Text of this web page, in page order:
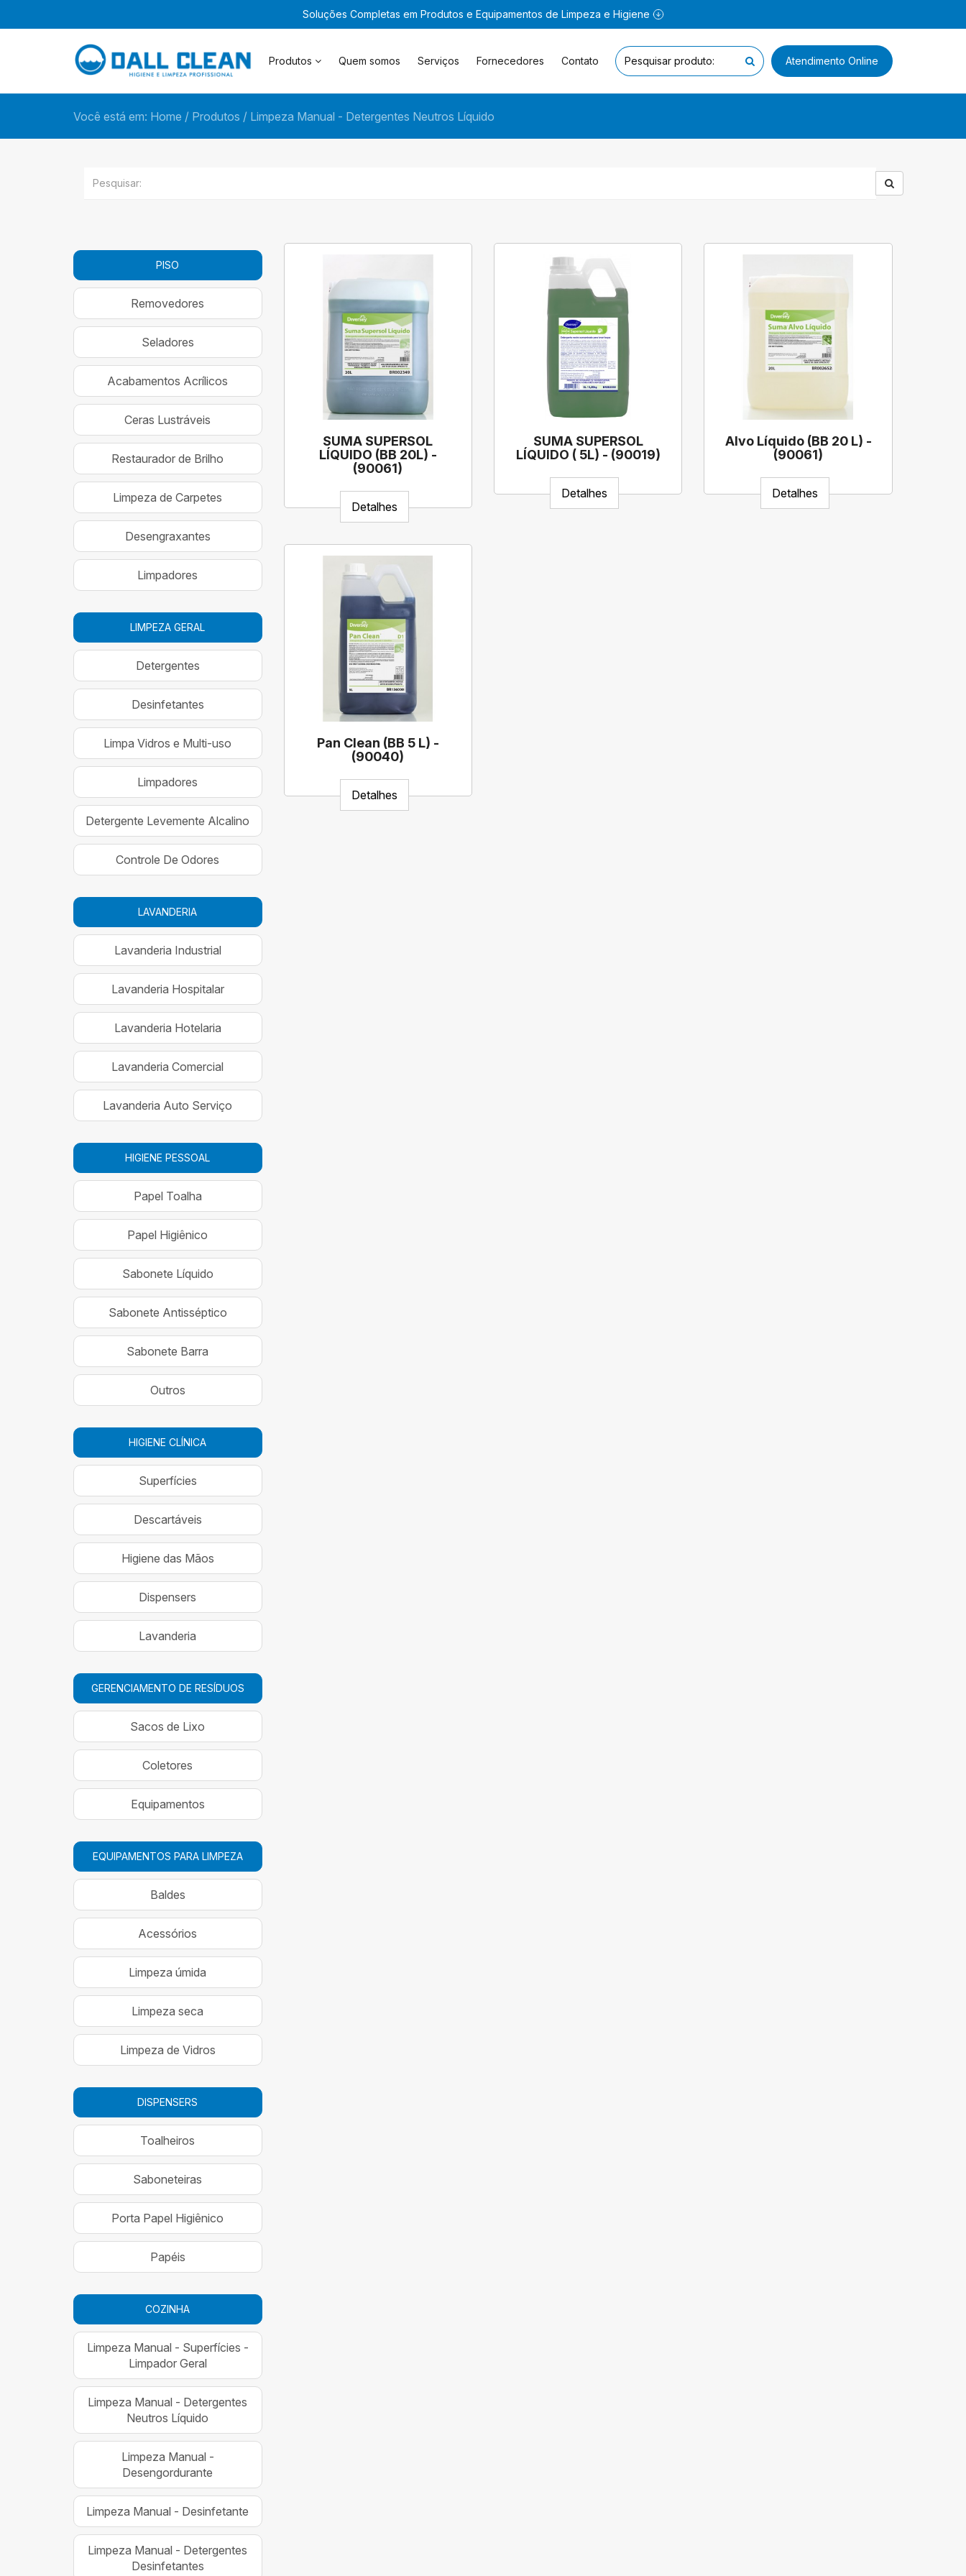
Soluções Completas em Produtos e Equipamentos de Limpeza e Higiene
Produtos Quem somos Serviços Fornecedores Contato Atendimento Online
Você está em: Home / Produtos / Limpeza Manual - Detergentes Neutros Líquido
PISO
Removedores
Seladores
Acabamentos Acrílicos
Ceras Lustráveis
Restaurador de Brilho
Limpeza de Carpetes
Desengraxantes
Limpadores
LIMPEZA GERAL
Detergentes
Desinfetantes
Limpa Vidros e Multi-uso
Limpadores
Detergente Levemente Alcalino
Controle De Odores
LAVANDERIA
Lavanderia Industrial
Lavanderia Hospitalar
Lavanderia Hotelaria
Lavanderia Comercial
Lavanderia Auto Serviço
HIGIENE PESSOAL
Papel Toalha
Papel Higiênico
Sabonete Líquido
Sabonete Antisséptico
Sabonete Barra
Outros
HIGIENE CLÍNICA
Superfícies
Descartáveis
Higiene das Mãos
Dispensers
Lavanderia
GERENCIAMENTO DE RESÍDUOS
Sacos de Lixo
Coletores
Equipamentos
EQUIPAMENTOS PARA LIMPEZA
Baldes
Acessórios
Limpeza úmida
Limpeza seca
Limpeza de Vidros
DISPENSERS
Toalheiros
Saboneteiras
Porta Papel Higiênico
Papéis
COZINHA
Limpeza Manual - Superfícies -
Limpador Geral
Limpeza Manual - Detergentes
Neutros Líquido
Limpeza Manual -
Desengordurante
Limpeza Manual - Desinfetante
Limpeza Manual - Detergentes
Desinfetantes
SUMA SUPERSOL
LÍQUIDO (BB 20L) -
(90061)
Detalhes
SUMA SUPERSOL
LÍQUIDO ( 5L) - (90019)
Detalhes
Alvo Líquido (BB 20 L) -
(90061)
Detalhes
Pan Clean (BB 5 L) -
(90040)
Detalhes